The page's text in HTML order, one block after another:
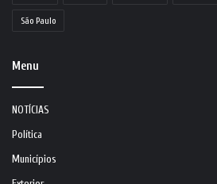
São Paulo
Menu
NOTÍCIAS
Política
Municípios